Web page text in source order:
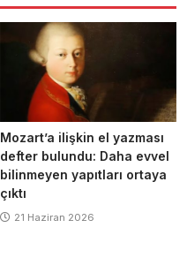
Mozart’a ilişkin el yazması
defter bulundu: Daha evvel
bilinmeyen yapıtları ortaya
çıktı
21 Haziran 2026